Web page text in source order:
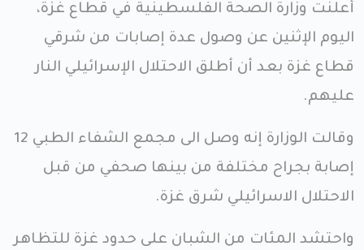
أعلنت وزارة الصحة الفلسطينية في قطاع غزة،
اليوم الإثنين عن وصول عدة إصابات من شرقي
قطاع غزة بعد أن أطلق الاحتلال الإسرائيلي النار
عليهم.
وقالت الوزارة إنه وصل الى مجمع الشفاء الطبي 12
إصابة بجراح مختلفة من بينها صحفي من قبل
الاحتلال الاسرائيلي شرق غزة.
واحتشد المئات من الشبان على حدود غزة للتظاهر